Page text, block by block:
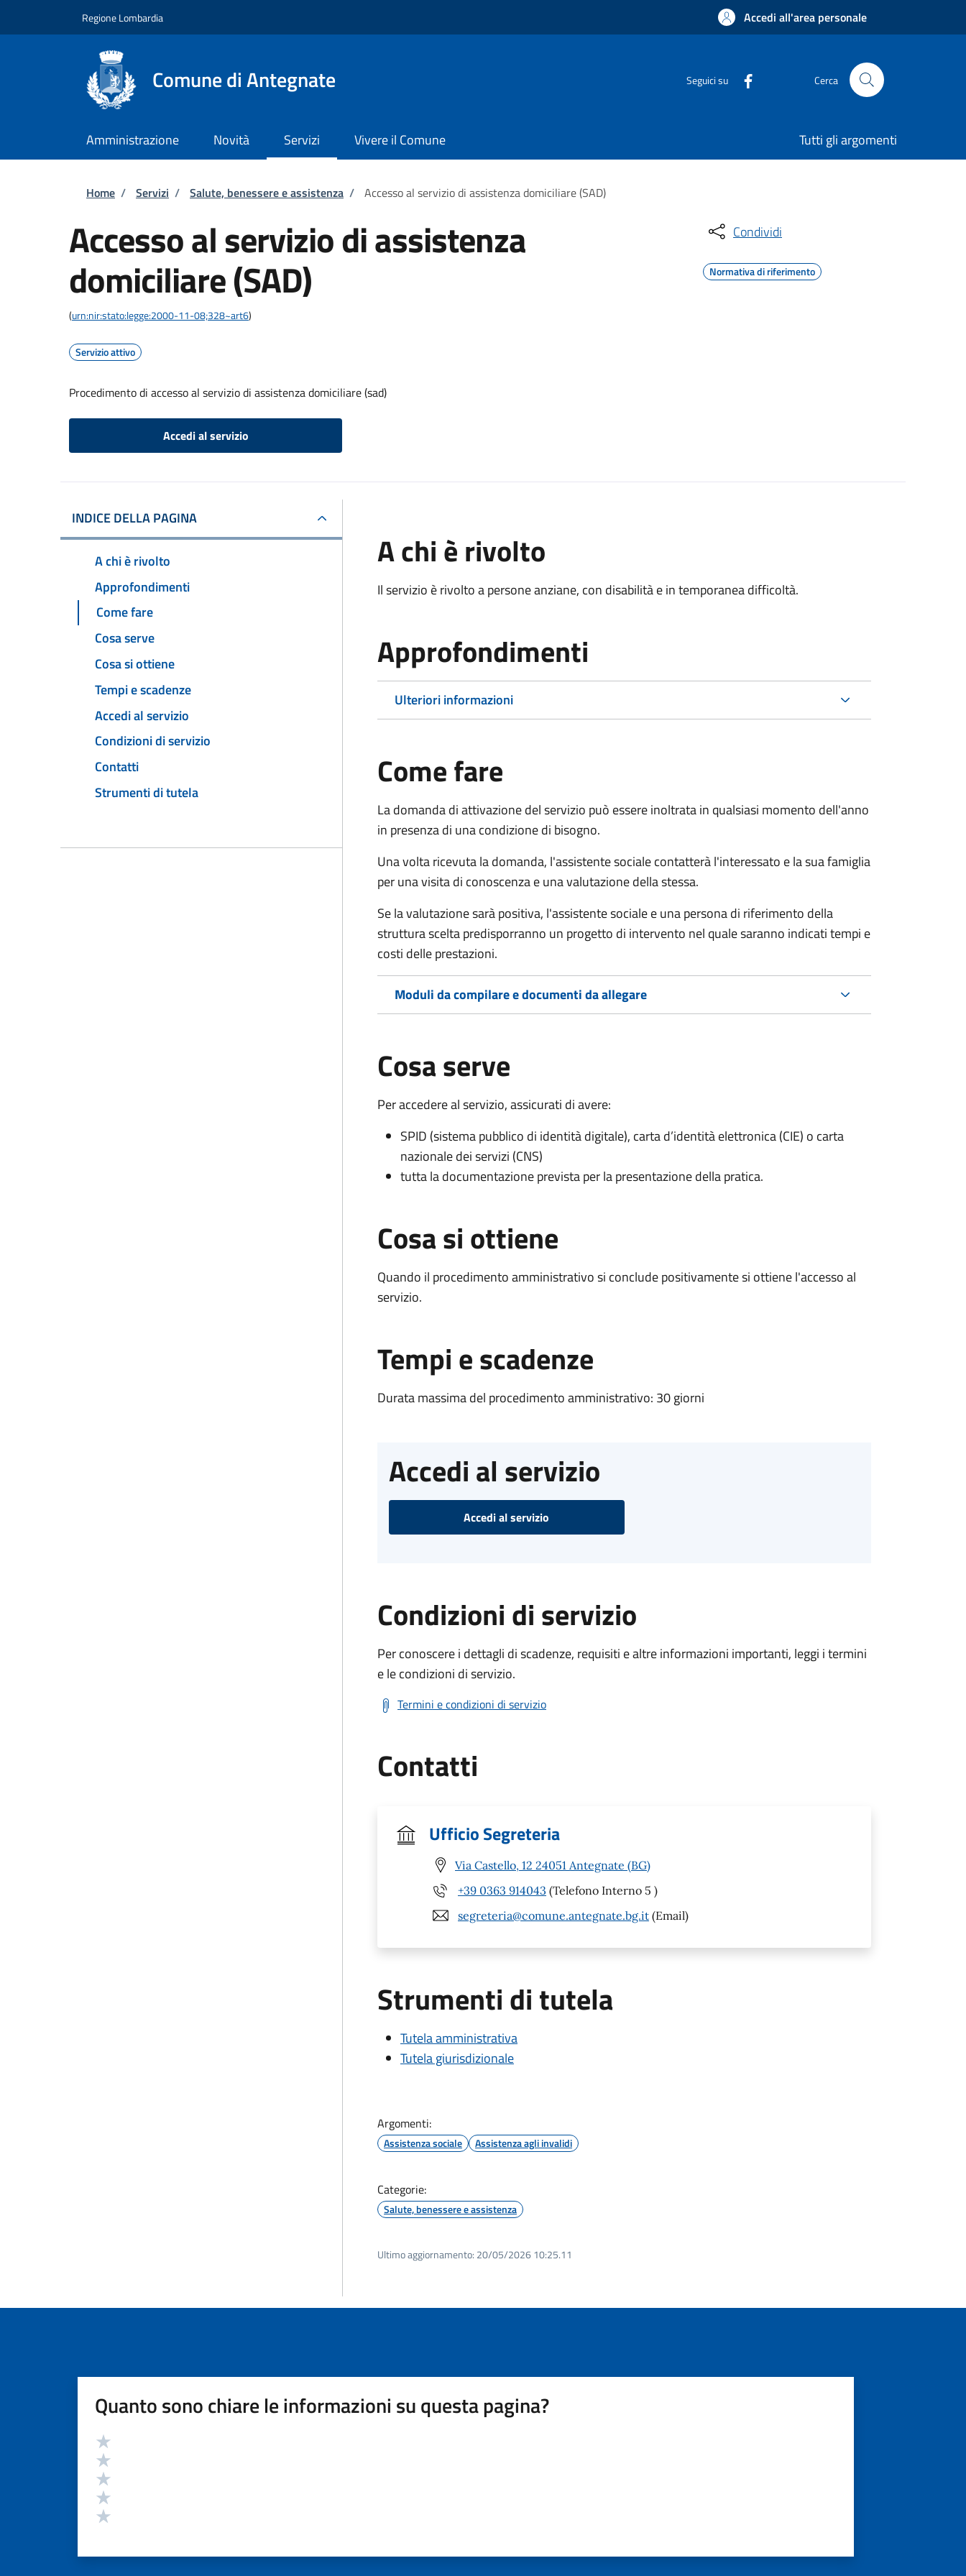
Regione Lombardia Accedi all'area personale
Comune di Antegnate Seguici su Cerca
Amministrazione Novità Servizi Vivere il Comune Tutti gli argomenti
Briciole di pane
Home / Servizi / Salute, benessere e assistenza / Accesso al servizio di assistenza domiciliare (SAD)
Accesso al servizio di assistenza
domiciliare (SAD)
(urn:nir:stato:legge:2000-11-08;328~art6)
Servizio attivo
Procedimento di accesso al servizio di assistenza domiciliare (sad)
Accedi al servizio
Condividi
Normativa di riferimento
INDICE DELLA PAGINA
A chi è rivolto
Approfondimenti
Come fare
Cosa serve
Cosa si ottiene
Tempi e scadenze
Accedi al servizio
Condizioni di servizio
Contatti
Strumenti di tutela
A chi è rivolto
Il servizio è rivolto a persone anziane, con disabilità e in temporanea difficoltà.
Approfondimenti
Ulteriori informazioni
Come fare
La domanda di attivazione del servizio può essere inoltrata in qualsiasi momento dell'anno
in presenza di una condizione di bisogno.
Una volta ricevuta la domanda, l'assistente sociale contatterà l'interessato e la sua famiglia
per una visita di conoscenza e una valutazione della stessa.
Se la valutazione sarà positiva, l'assistente sociale e una persona di riferimento della
struttura scelta predisporranno un progetto di intervento nel quale saranno indicati tempi e
costi delle prestazioni.
Moduli da compilare e documenti da allegare
Cosa serve
Per accedere al servizio, assicurati di avere:
SPID (sistema pubblico di identità digitale), carta d’identità elettronica (CIE) o carta
nazionale dei servizi (CNS)
tutta la documentazione prevista per la presentazione della pratica.
Cosa si ottiene
Quando il procedimento amministrativo si conclude positivamente si ottiene l'accesso al
servizio.
Tempi e scadenze
Durata massima del procedimento amministrativo: 30 giorni
Accedi al servizio
Accedi al servizio
Condizioni di servizio
Per conoscere i dettagli di scadenze, requisiti e altre informazioni importanti, leggi i termini
e le condizioni di servizio.
Termini e condizioni di servizio
Contatti
Ufficio Segreteria
Via Castello, 12 24051 Antegnate (BG)
+39 0363 914043 (Telefono Interno 5 )
segreteria@comune.antegnate.bg.it (Email)
Strumenti di tutela
Tutela amministrativa
Tutela giurisdizionale
Argomenti:
Assistenza sociale Assistenza agli invalidi
Categorie:
Salute, benessere e assistenza
Ultimo aggiornamento: 20/05/2026 10:25.11
Quanto sono chiare le informazioni su questa pagina?
Valutazione